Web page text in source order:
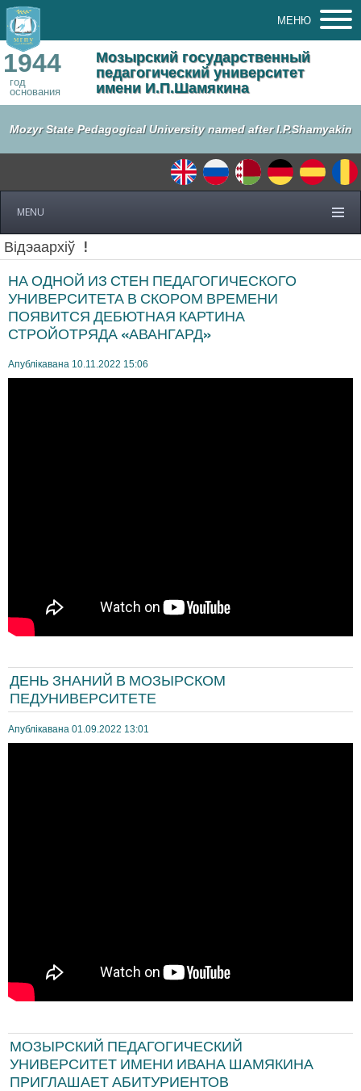
МЕНЮ
1944
год
основания
Мозырский государственный
педагогический университет
имени И.П.Шамякина
Mozyr State Pedagogical University named after I.P.Shamyakin
MENU
Відэаархіў !
НА ОДНОЙ ИЗ СТЕН ПЕДАГОГИЧЕСКОГО
УНИВЕРСИТЕТА В СКОРОМ ВРЕМЕНИ
ПОЯВИТСЯ ДЕБЮТНАЯ КАРТИНА
СТРОЙОТРЯДА «АВАНГАРД»
Апублікавана 10.11.2022 15:06
ДЕНЬ ЗНАНИЙ В МОЗЫРСКОМ
ПЕДУНИВЕРСИТЕТЕ
Апублікавана 01.09.2022 13:01
МОЗЫРСКИЙ ПЕДАГОГИЧЕСКИЙ
УНИВЕРСИТЕТ ИМЕНИ ИВАНА ШАМЯКИНА
ПРИГЛАШАЕТ АБИТУРИЕНТОВ